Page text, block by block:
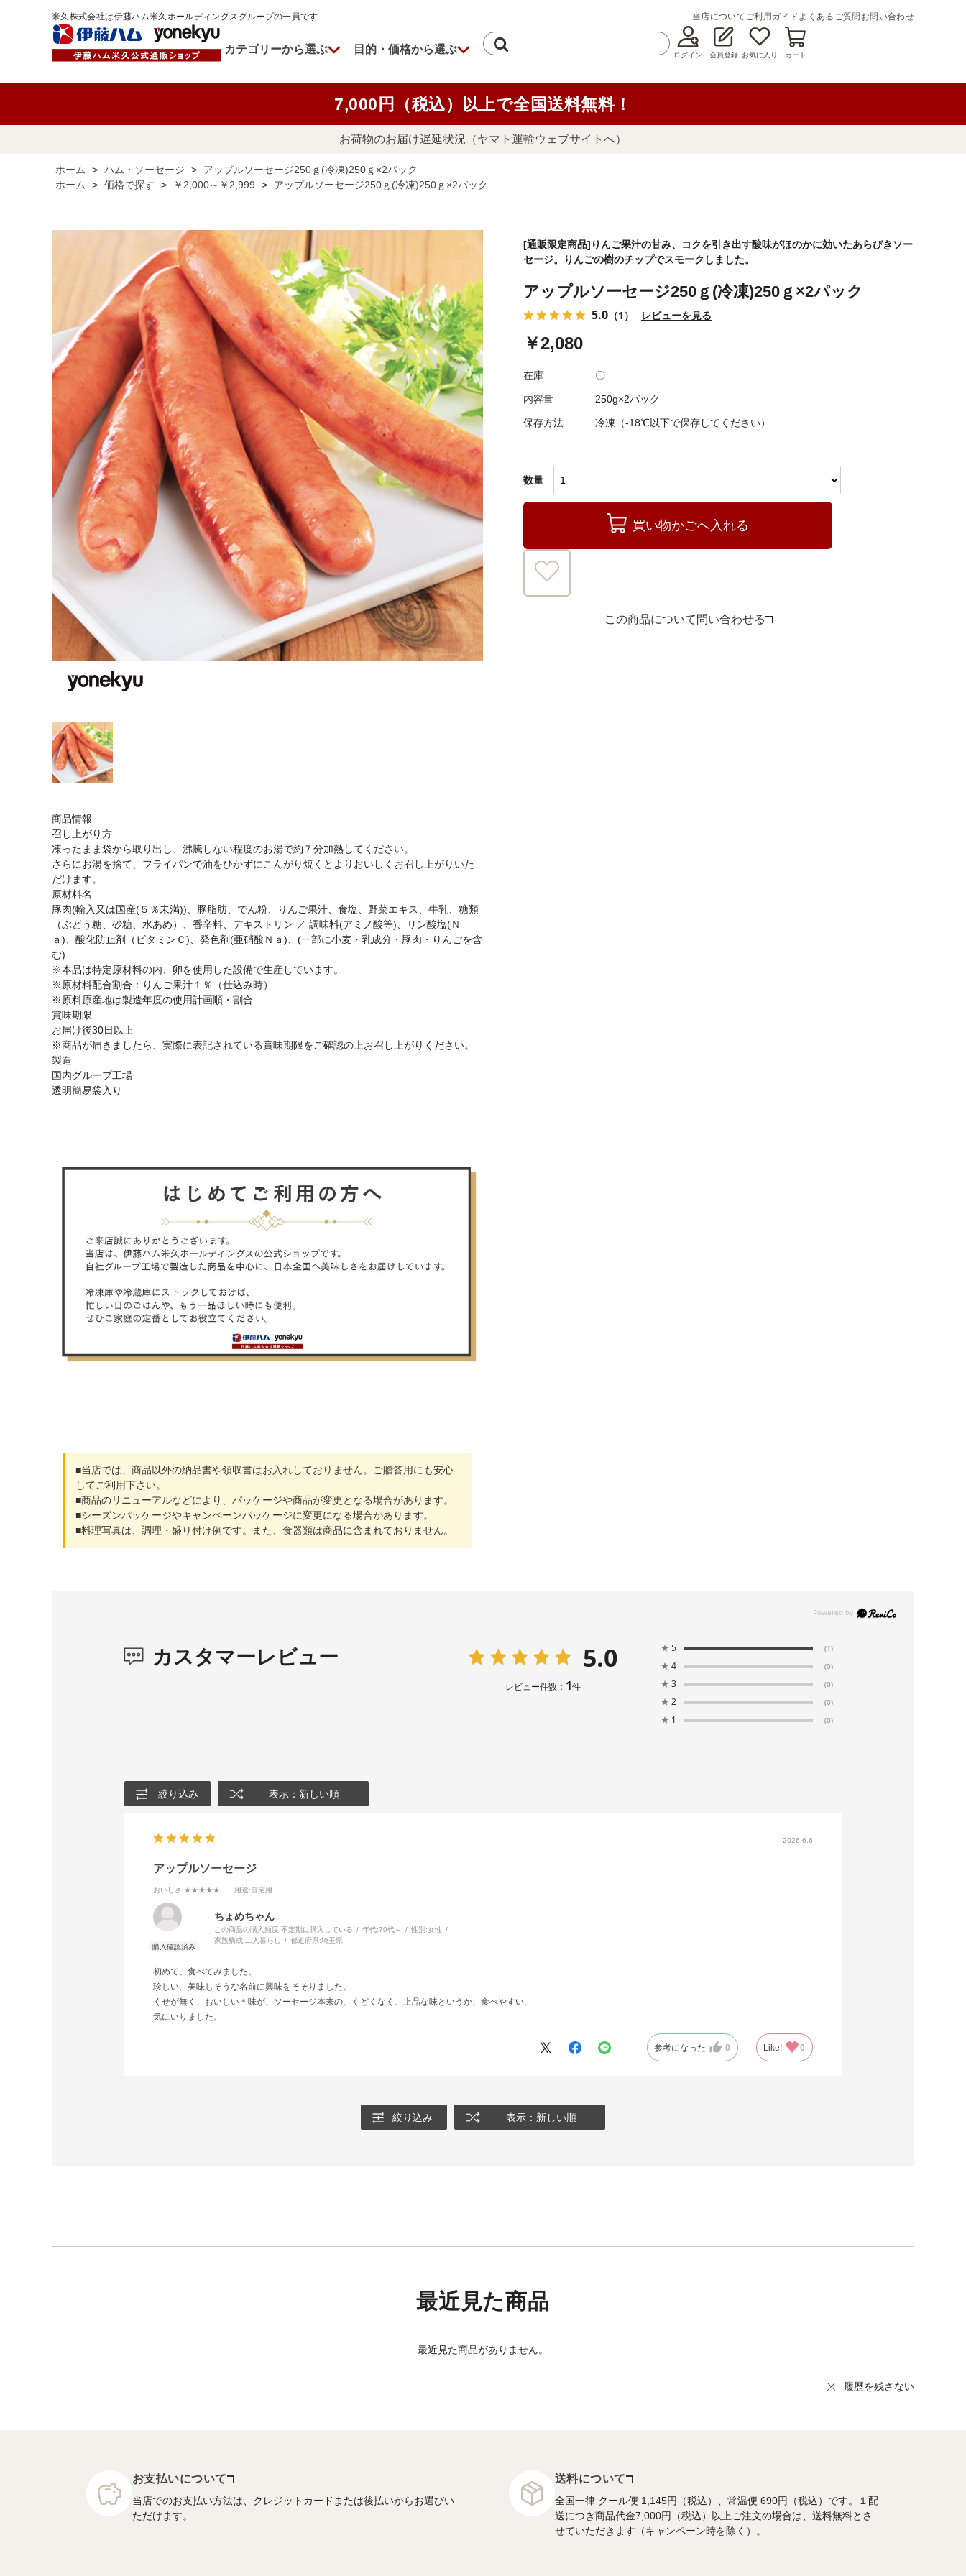
米久株式会社は伊藤ハム米久ホールディングスグループの一員です 当店についてご利用ガイドよくあるご質問 お問い合わせ
カテゴリーから選ぶ 目的・価格から選ぶ ログイン 会員登録 お気に入り カート
7,000円（税込）以上で全国送料無料！
お荷物のお届け遅延状況（ヤマト運輸ウェブサイトへ）
ホーム > ハム・ソーセージ >
アップルソーセージ250ｇ(冷凍)250ｇ×2パック
ホーム
> 価格で探す > ￥2,000～￥2,999 > アップルソーセージ250ｇ(冷凍)250ｇ×2パック
商品情報
召し上がり方
凍ったまま袋から取り出し、沸騰しない程度のお湯で約７分加熱してください。
さらにお湯を捨て、フライパンで油をひかずにこんがり焼くとよりおいしくお召し上がりいた
だけます。
原材料名
豚肉(輸入又は国産(５％未満))、豚脂肪、でん粉、りんご果汁、食塩、野菜エキス、牛乳、糖類
（ぶどう糖、砂糖、水あめ）、香辛料、デキストリン ／ 調味料(アミノ酸等)、リン酸塩(Ｎ
ａ)、酸化防止剤（ビタミンＣ)、発色剤(亜硝酸Ｎａ)、(一部に小麦・乳成分・豚肉・りんごを含
む)
※本品は特定原材料の内、卵を使用した設備で生産しています。
※原材料配合割合：りんご果汁１％（仕込み時）
※原料原産地は製造年度の使用計画順・割合
賞味期限
お届け後30日以上
※商品が届きましたら、実際に表記されている賞味期限をご確認の上お召し上がりください。
製造
国内グループ工場
透明簡易袋入り
■当店では、商品以外の納品書や領収書はお入れしておりません。ご贈答用にも安心
してご利用下さい。
■商品のリニューアルなどにより、パッケージや商品が変更となる場合があります。
■シーズンパッケージやキャンペーンパッケージに変更になる場合があります。
■料理写真は、調理・盛り付け例です。また、食器類は商品に含まれておりません。
[通販限定商品]りんご果汁の甘み、コクを引き出す酸味がほのかに効いたあらびきソー
セージ。りんごの樹のチップでスモークしました。
アップルソーセージ250ｇ(冷凍)250ｇ×2パック
5.0 （1） レビューを見る
￥2,080
在庫 〇
内容量 250g×2パック
保存方法 冷凍（-18℃以下で保存してください）
数量
買い物かごへ入れる
この商品について問い合わせる
カスタマーレビュー 5.0
レビュー件数： 1件
★ 5 (1)
★ 4 (0)
★ 3 (0)
★ 2 (0)
★ 1 (0)
絞り込み 表示：新しい順
2026.6.6
アップルソーセージ
おいしさ :★★★★★ 用途:自宅用
ちょめちゃん
この商品の購入頻度:不定期に購入している 年代:70代～ 性別:女性
家族構成:二人暮らし 都道府県:埼玉県
初めて、食べてみました。
珍しい、美味しそうな名前に興味をそそりました。
くせが無く、おいしい＊味が、ソーセージ本来の、くどくなく、上品な味というか、食べやすい、
気にいりました。
参考になった 0 Like! 0
絞り込み 表示：新しい順
最近見た商品
最近見た商品がありません。
履歴を残さない
お支払いについて
当店でのお支払い方法は、クレジットカードまたは後払いからお選びい
ただけます。
送料について
全国一律 クール便 1,145円（税込）、常温便 690円（税込）です。１配
送につき商品代金7,000円（税込）以上ご注文の場合は、送料無料とさ
せていただきます（キャンペーン時を除く）。